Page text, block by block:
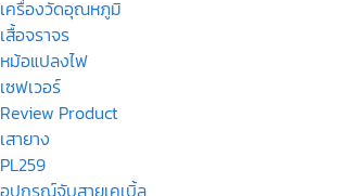
เครื่องวัดอุณหภูมิ
เสื้อจราจร
หม้อแปลงไฟ
เซฟเวอร์
Review Product
เสายาง
PL259
อุปกรณ์จับสายเคเบิ้ล